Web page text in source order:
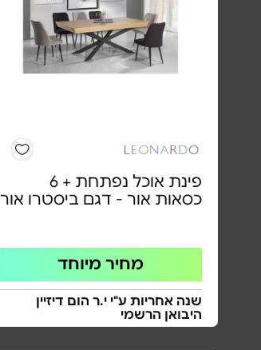
פינת אוכל נפתחת + 6
כסאות אור - דגם ביסטרו אור
מחיר מיוחד
שנה אחריות ע"י י.ר הום דיזיין
היבואן הרשמי